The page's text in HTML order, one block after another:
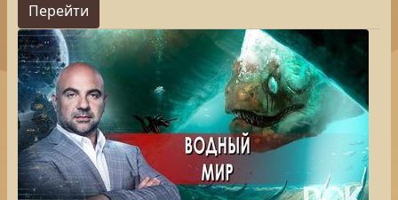
Перейти